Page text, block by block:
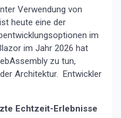
Verwendung von
heute eine der
im
im Jahr 2026 hat
zu tun,
Architektur. Entwickler
Echtzeit-Erlebnisse